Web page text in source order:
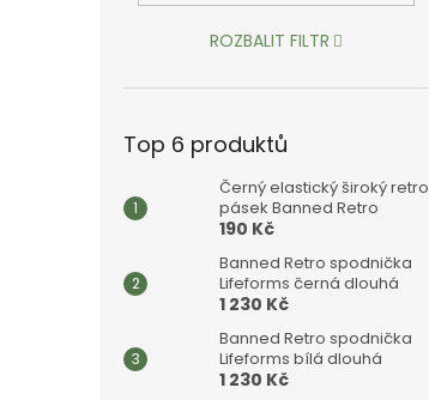
ROZBALIT FILTR
Top 6 produktů
Černý elastický široký retro
pásek Banned Retro
190 Kč
Banned Retro spodnička
Lifeforms černá dlouhá
1 230 Kč
Banned Retro spodnička
Lifeforms bílá dlouhá
1 230 Kč